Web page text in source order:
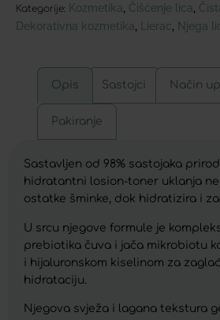
Kategorije: Kozmetika Čišćenje lica
Dekorativna kozmetika Lierac Njega
Opis Sastojci Način
Pakiranje
Sastavljen od 98% sastojaka
hidratantni losion-toner uklanja
ostatke šminke, dok hidratizira i
U srcu njegove formule je
prebiotika čuva i jača mikrobiotu
i hijaluronskom kiselinom za
hidrataciju.
Njegova svježa i lagana tekstura